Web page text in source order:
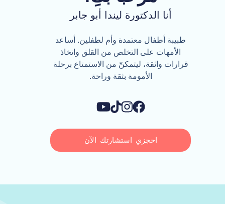
أنا الدكتورة ليندا أبو جابر
طبيبة أطفال معتمدة وأم لطفلين. أساعد
الأمهات على التخلص من القلق واتخاذ
قرارات واثقة، ليتمكنّ من الاستمتاع برحلة
الأمومة بثقة وراحة.
احجزي استشارتك الآن